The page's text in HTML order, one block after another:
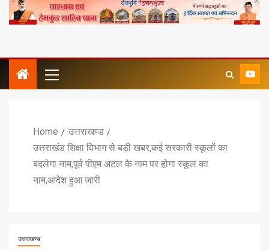
Home
उत्तराखण्ड
उत्तराखंड शिक्षा विभाग से बड़ी खबर,कई सरकारी स्कूलों का
बदलेगा नाम,पूर्व पीएम अटल के नाम पर होगा स्कूल का
नाम,आदेश हुआ जारी
उत्तराखण्ड